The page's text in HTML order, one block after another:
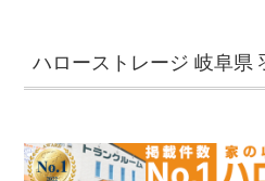
ハローストレージ 岐阜県